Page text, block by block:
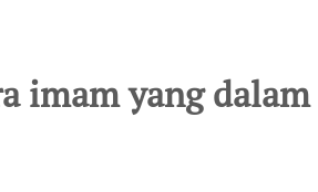
imam yang dalam